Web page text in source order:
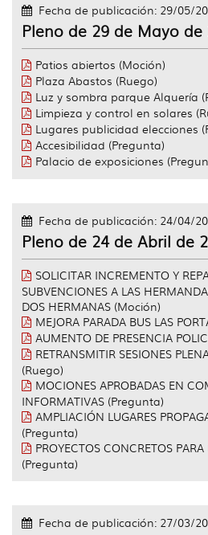
Fecha de publicación: 29/05/
Pleno de 29 de Mayo de
Patios abiertos (Moción)
Plaza Abastos (Ruego)
Luz y sombra parque Alquería
Limpieza y control en solares
Lugares publicidad elecciones
Accesibilidad (Pregunta)
Palacio de exposiciones
Fecha de publicación: 24/04/
Pleno de 24 de Abril de
SOLICITAR INCREMENTO Y
SUBVENCIONES A LAS
DOS HERMANAS (Moción)
MEJORA PARADA BUS LAS
AUMENTO DE PRESENCIA
RETRANSMITIR SESIONES
(Ruego)
MOCIONES APROBADAS EN
INFORMATIVAS (Pregunta)
AMPLIACIÓN LUGARES
(Pregunta)
PROYECTOS CONCRETOS
(Pregunta)
Fecha de publicación: 27/03/